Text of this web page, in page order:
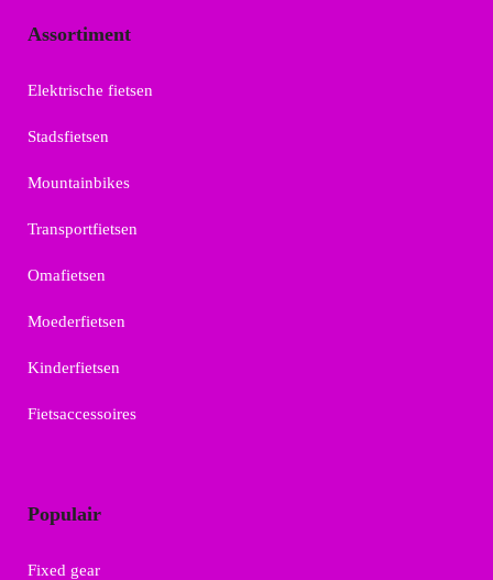
Assortiment
Elektrische fietsen
Stadsfietsen
Mountainbikes
Transportfietsen
Omafietsen
Moederfietsen
Kinderfietsen
Fietsaccessoires
Populair
Fixed gear